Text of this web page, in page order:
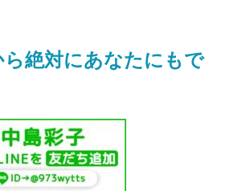
絶対にあなたにもで